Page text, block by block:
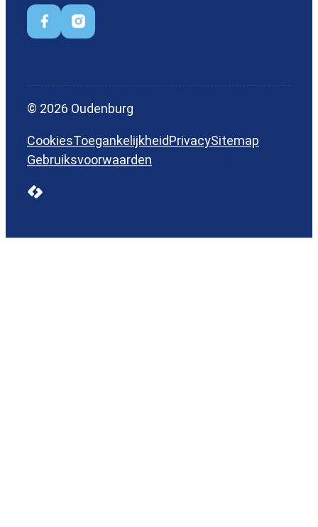
FacebookInstagram
© 2026 Oudenburg
CookiesToegankelijkheidPrivacySitemap
Gebruiksvoorwaarden
LCP nv 2026 ©